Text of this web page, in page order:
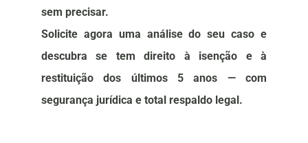
sem precisar.
Solicite agora uma análise do seu caso e
descubra se tem direito à isenção e à
restituição dos últimos 5 anos — com
segurança jurídica e total respaldo legal.